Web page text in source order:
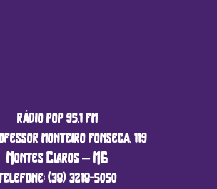
rádio pop 95.1 fm
monteiro fonseca, 119
Montes Claros – MG
(38) 3218-5050